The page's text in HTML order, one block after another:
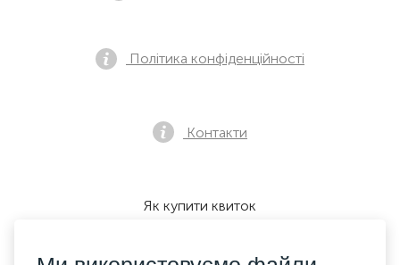
Політика конфіденційності
Контакти
Як купити квиток